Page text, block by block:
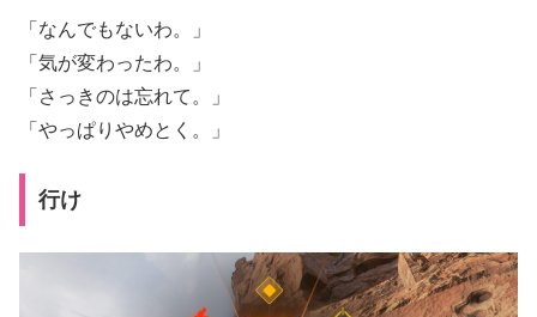
「なんでもないわ。」
「気が変わったわ。」
「さっきのは忘れて。」
「やっぱりやめとく。」
行け